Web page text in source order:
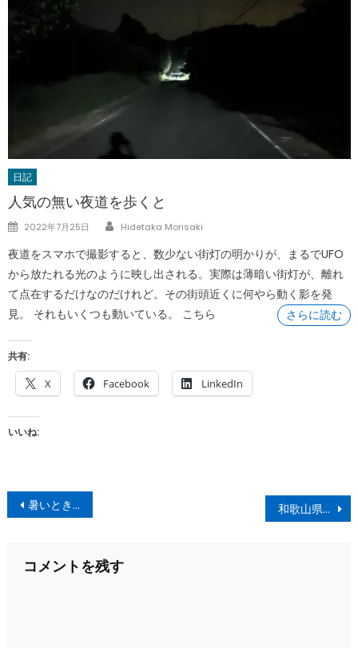
日記
人気の無い夜道を歩くと
Posted
2022年7月25日 Author
Hidetaka Morisaki
夜道をスマホで撮影すると、数少ない街灯の明かりが、まるでUFO
から放たれる光のように映し出される。実際は薄暗い街灯が、離れ
て点在するだけなのだけれど。その街頭近くに何やら動く影を発
見。 それもいくつも動いている。 こちら
さらに読む
共有:
X Facebook LinkedIn
いいね:
投
稿
ビ
暑いときは、シュワッとDRYを！ 和歌山県新宮のベーカリーキッチントムトム
コメントを残す